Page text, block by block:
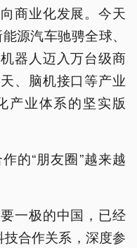
商业化发展。今天
源汽车驰骋全球、
器人迈入万台级商
、脑机接口等产业
产业体系的坚实版
的“朋友圈”越来越
一极的中国，已经
合作关系，深度参